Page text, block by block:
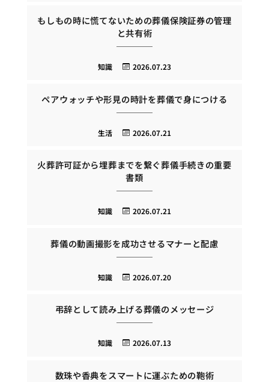
もしもの時に慌てないための葬儀保険証券の管理
と共有術
2026.07.23
知識
ペアウォッチや形見の時計を葬儀で身につける
2026.07.21
生活
火葬許可証から埋葬までを繋ぐ葬儀手続きの重要
書類
2026.07.21
知識
葬儀の動画撮影を成功させるマナーと配慮
2026.07.20
知識
弔辞として読み上げる葬儀のメッセージ
2026.07.13
知識
数珠や香典をスマートに運ぶための鞄術